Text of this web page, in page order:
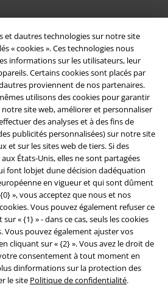
et dautres technologies sur notre site
« cookies ». Ces technologies nous
informations sur les utilisateurs, leur
Certains cookies sont placés par
proviennent de nos partenaires.
utilisons des cookies pour garantir
site web, améliorer et personnaliser
des analyses et à des fins de
publicités personnalisées) sur notre site
et sur les sites web de tiers. Si des
États-Unis, elles ne sont partagées
font lobjet dune décision dadéquation
en vigueur et qui sont dûment
», vous acceptez que nous et nos
Vous pouvez également refuser ce
« {1} » - dans ce cas, seuls les cookies
Vous pouvez également ajuster vos
cliquant sur « {2} ». Vous avez le droit de
consentement à tout moment en
dinformations sur la protection des
le site Politique de confidentialité.
protection de l'environnement